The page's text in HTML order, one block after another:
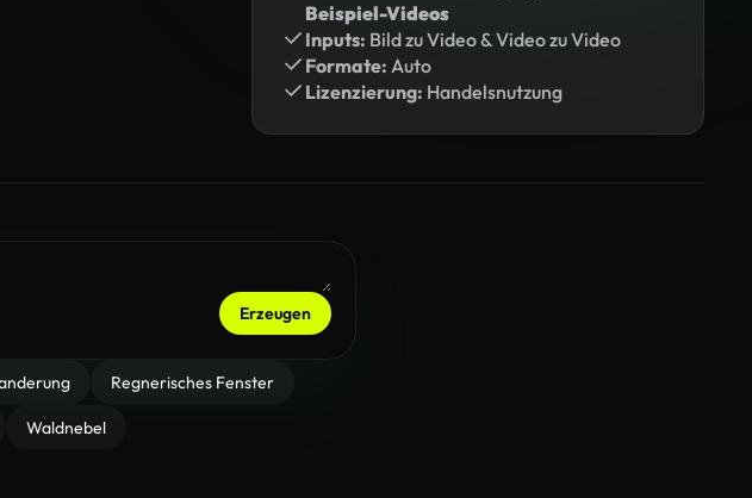
Beispiel-Videos
Inputs: Bild zu Video & Video zu Video
Formate: Auto
Lizenzierung: Handelsnutzung
Erzeugen
Regnerisches Fenster
Waldnebel